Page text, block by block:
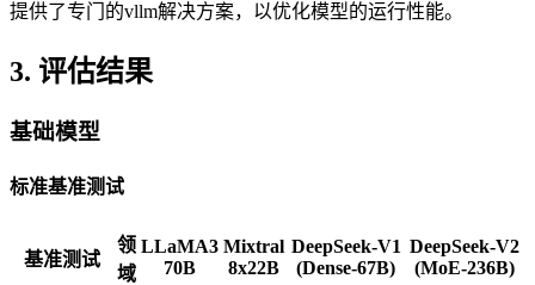
提供了专门的vllm解决方案，以优化模型的运行性能。
3. 评估结果
基础模型
标准基准测试
基准测试
领
域
LLaMA3
70B
Mixtral
8x22B
DeepSeek-V1
(Dense-67B)
DeepSeek-V2
(MoE-236B)